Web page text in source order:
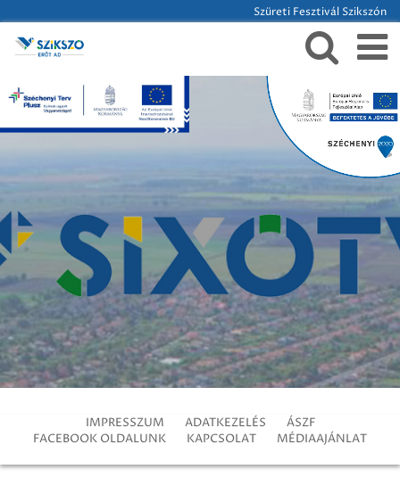
Szüreti Fesztivál Szikszón
IMPRESSZUM ADATKEZELÉS
ÁSZF
FACEBOOK OLDALUNK
KAPCSOLAT MÉDIAAJÁNLAT